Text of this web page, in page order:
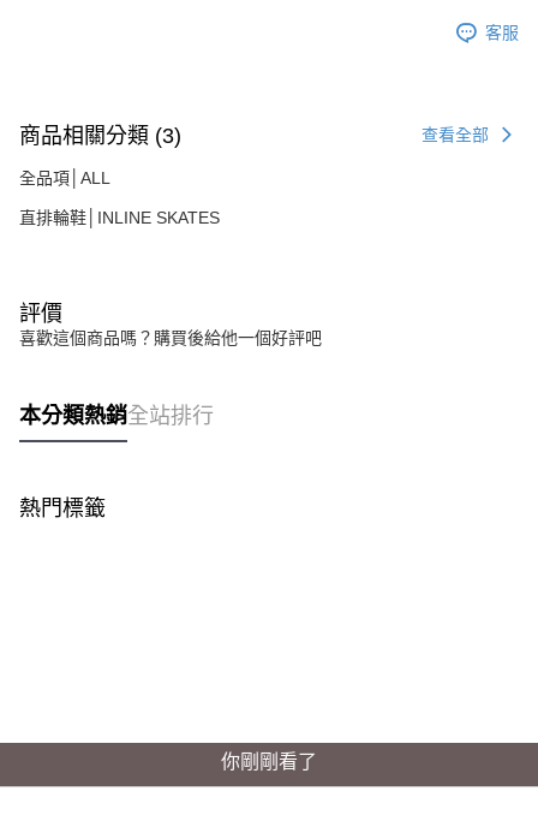
５．嚴禁一人註冊多個帳號或使用他人資訊註冊。若發現惡意使用之情形，
恩沛科技股份有限公司將有權停止該用戶之使用額度並採取法律行動。
客服
商品相關分類 (3) 查看全部
全品項│ALL
直排輪鞋│INLINE SKATES
評價
喜歡這個商品嗎？購買後給他一個好評吧
本分類熱銷全站排行
熱門標籤
你剛剛看了